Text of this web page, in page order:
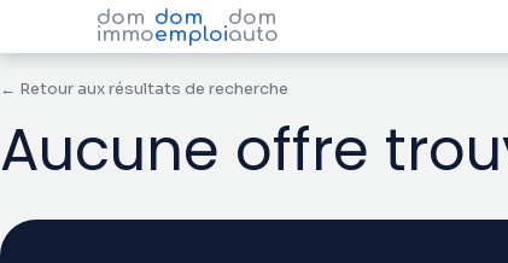
dom
immo
dom
emploi
dom
auto
← Retour aux résultats de recherche
Aucune offre